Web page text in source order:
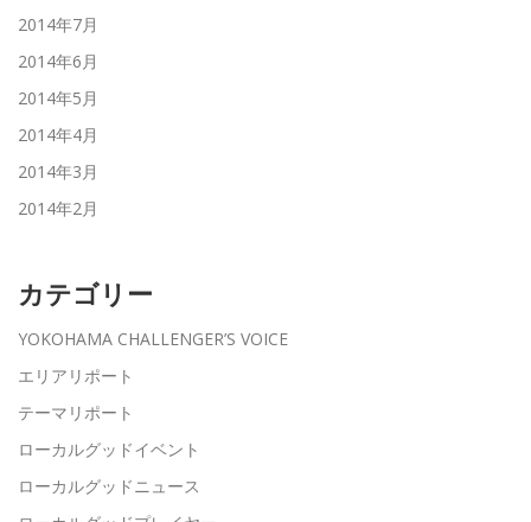
2014年7月
2014年6月
2014年5月
2014年4月
2014年3月
2014年2月
カテゴリー
YOKOHAMA CHALLENGER’S VOICE
エリアリポート
テーマリポート
ローカルグッドイベント
ローカルグッドニュース